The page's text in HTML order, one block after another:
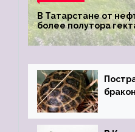
В Татарстане от
более полутора